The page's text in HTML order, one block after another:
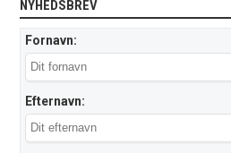
NYHEDSBREV
Fornavn:
Efternavn: